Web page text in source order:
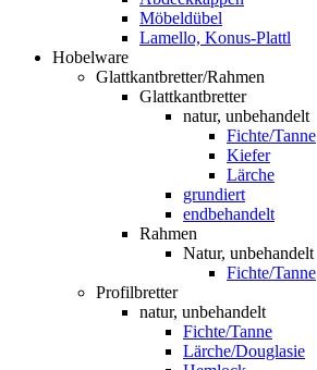
Möbeldübel
Lamello, Konus-Plattl
Hobelware
Glattkantbretter/Rahmen
Glattkantbretter
natur, unbehandelt
Fichte/Tanne
Kiefer
Lärche
grundiert
endbehandelt
Rahmen
Natur, unbehandelt
Fichte/Tanne
Profilbretter
natur, unbehandelt
Fichte/Tanne
Lärche/Douglasie